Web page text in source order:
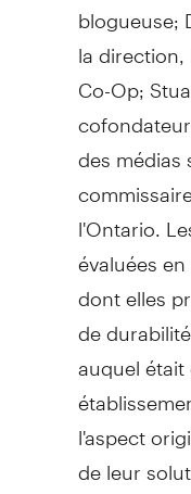
blogueuse;
la
Co-Op;
des médias
l'Ontario.
évaluées
dont elles
de
auquel
l'aspect
de leur